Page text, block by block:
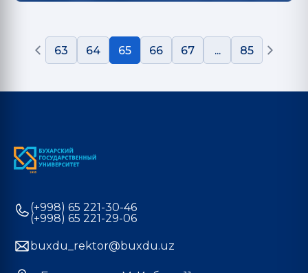
63 64 65 66 67 ... 85
(+998) 65 221-30-46
(+998) 65 221-29-06
buxdu_rektor@buxdu.uz